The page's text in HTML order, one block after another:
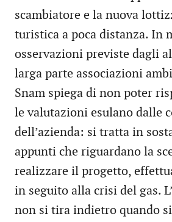
scambiatore e la nuova
turistica a poca distanza. In
osservazioni previste dagli
larga parte associazioni
Snam spiega di non poter
le valutazioni esulano dalle
dell’azienda: si tratta in
appunti che riguardano la
realizzare il progetto,
in seguito alla crisi del gas.
non si tira indietro quando